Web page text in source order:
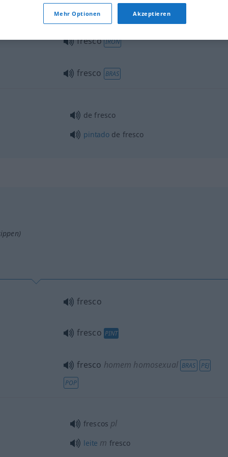
fresco
fresco IRÓN
fresco BRAS
de fresco
pintado de fresco
fresco
fresco PINT
fresco homem homosexual BRAS
PEJ
POP
frescos pl
leite m fresco
Mehr Optionen Akzeptieren